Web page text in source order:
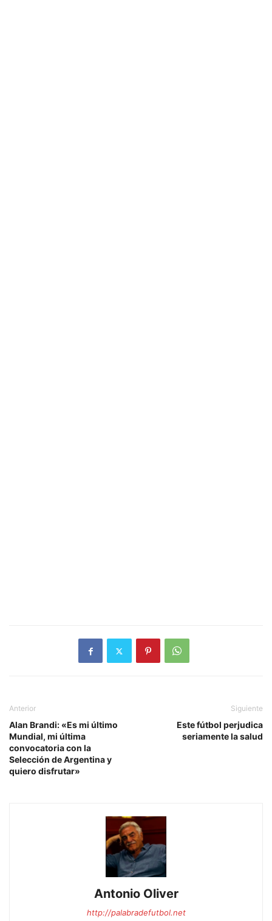
Anterior
Alan Brandi: «Es mi último
Mundial, mi última
convocatoria con la
Selección de Argentina y
quiero disfrutar»
Siguiente
Este fútbol perjudica
seriamente la salud
Antonio Oliver
http://palabradefutbol.net